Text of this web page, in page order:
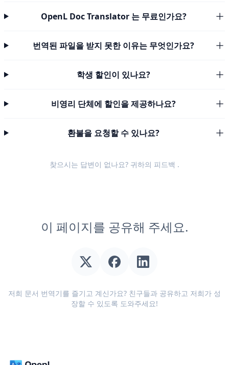
OpenL Doc Translator 는 무료인가요?
번역된 파일을 받지 못한 이유는 무엇인가요?
학생 할인이 있나요?
비영리 단체에 할인을 제공하나요?
환불을 요청할 수 있나요?
찾으시는 답변이 없나요? 귀하의 피드백 .
이 페이지를 공유해 주세요.
저희 문서 번역기를 즐기고 계신가요? 친구들과 공유하고 저희가 성
장할 수 있도록 도와주세요!